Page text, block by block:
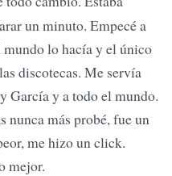
un minuto. Empecé a
lo hacía y el único
discotecas. Me servía
García y a todo el mundo.
nunca más probé, fue un
me hizo un click.
mejor.